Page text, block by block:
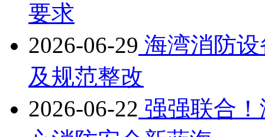
要求
2026-06-29 海湾消防
及规范整改
2026-06-22 强强联合